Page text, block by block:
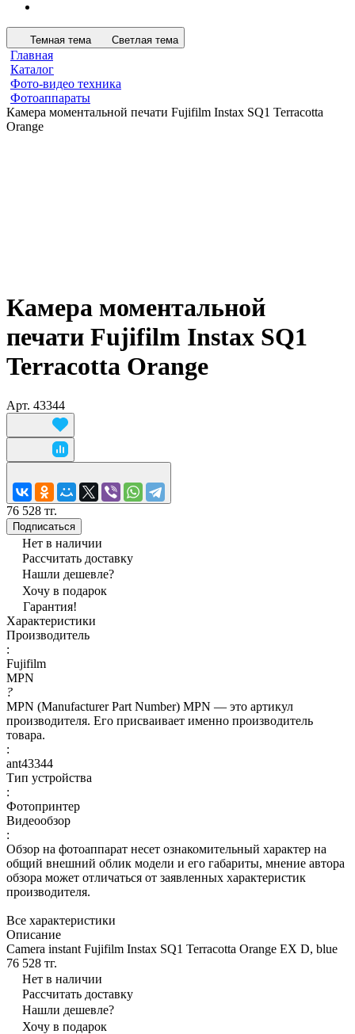
Темная тема Светлая тема
Главная
Каталог
Фото-видео техника
Фотоаппараты
Камера моментальной печати Fujifilm Instax SQ1 Terracotta
Orange
Камера моментальной
печати Fujifilm Instax SQ1
Terracotta Orange
Арт. 43344
76 528 тг.
Подписаться
Нет в наличии
Рассчитать доставку
Нашли дешевле?
Хочу в подарок
Гарантия!
Характеристики
Производитель
:
Fujifilm
MPN
?
MPN (Manufacturer Part Number) MPN — это артикул
производителя. Его присваивает именно производитель
товара.
:
ant43344
Тип устройства
:
Фотопринтер
Видеообзор
:
Обзор на фотоаппарат несет ознакомительный характер на
общий внешний облик модели и его габариты, мнение автора
обзора может отличаться от заявленных характеристик
производителя.
Все характеристики
Описание
Camera instant Fujifilm Instax SQ1 Terracotta Orange EX D, blue
76 528 тг.
Нет в наличии
Рассчитать доставку
Нашли дешевле?
Хочу в подарок